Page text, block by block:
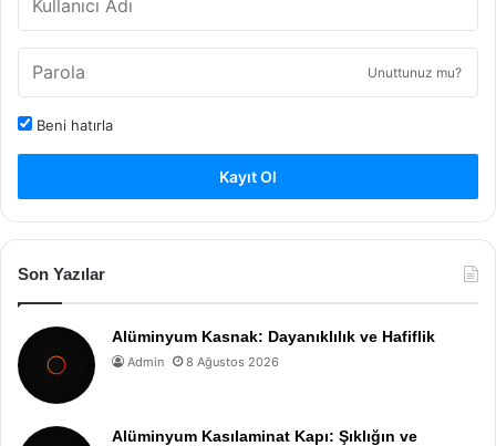
Unuttunuz mu?
Beni hatırla
Kayıt Ol
Son Yazılar
Alüminyum Kasnak: Dayanıklılık ve Hafiflik
Admin 8 Ağustos 2026
Alüminyum Kasılaminat Kapı: Şıklığın ve